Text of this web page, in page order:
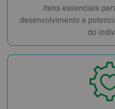
Itens essenciais
desenvolvimento e
do